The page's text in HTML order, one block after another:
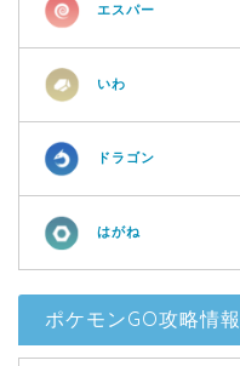
エスパー
いわ
ドラゴン
はがね
ポケモンGO攻略情報